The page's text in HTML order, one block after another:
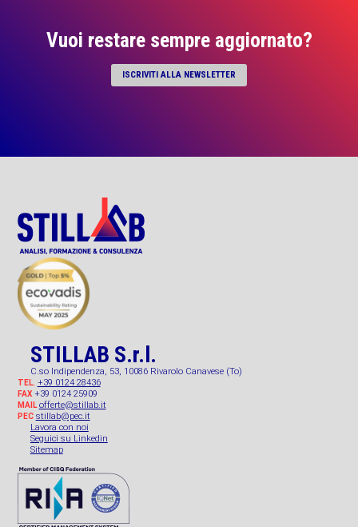
Vuoi restare sempre aggiornato?
ISCRIVITI ALLA NEWSLETTER
STILLAB S.r.l.
C.so Indipendenza, 53, 10086 Rivarolo Canavese (To)
TEL. +39 0124 28436
FAX+39 0124 25909
MAIL offerte@stillab.it
PEC stillab@pec.it
Lavora con noi
Seguici su Linkedin
Sitemap